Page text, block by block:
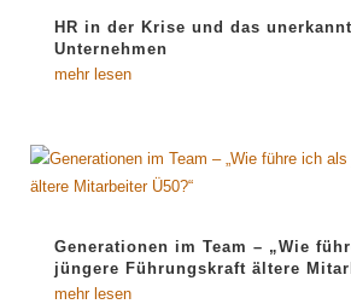
HR in der Krise und das
Unternehmen
mehr lesen
Generationen im Team – „Wie
jüngere Führungskraft ältere
mehr lesen